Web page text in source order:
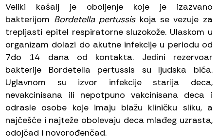
Veliki kašalj je oboljenje koje je izazvano
bakterijom Bordetella pertussiskoja se vezuje za
trepljasti epitel respiratorne sluzokože. Ulaskom u
organizam dolazi do akutne infekcije u periodu od
7do 14 dana od kontakta. Jedini rezervoar
bakterije Bordetella pertussis su ljudska bića.
Uglavnom su izvor infekcije starija deca,
nevakcinisana ili nepotpuno vakcinisana deca i
odrasle osobe koje imaju blažu kliničku sliku, a
najčešće i najteže obolevaju deca mlađeg uzrasta,
odojčad i novorođenčad.